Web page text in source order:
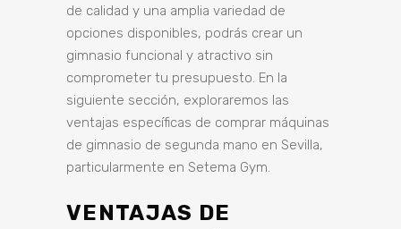
de calidad y una amplia variedad de
opciones disponibles, podrás crear un
gimnasio funcional y atractivo sin
comprometer tu presupuesto. En la
siguiente sección, exploraremos las
ventajas específicas de comprar máquinas
de gimnasio de segunda mano en Sevilla,
particularmente en Setema Gym.
VENTAJAS DE